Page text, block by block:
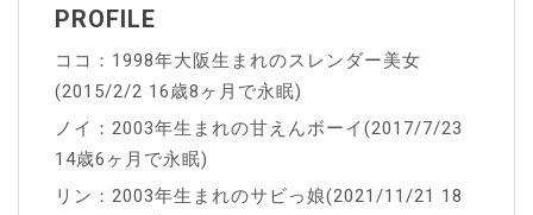
PROFILE
ココ：1998年大阪生まれのスレンダー美女
(2015/2/2 16歳8ヶ月で永眠)
ノイ：2003年生まれの甘えんボーイ(2017/7/23
14歳6ヶ月で永眠)
リン：2003年生まれのサビっ娘(2021/11/21 18